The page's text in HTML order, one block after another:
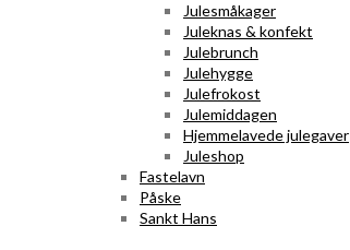
Julesmåkager
Juleknas & konfekt
Julebrunch
Julehygge
Julefrokost
Julemiddagen
Hjemmelavede julegaver
Juleshop
Fastelavn
Påske
Sankt Hans